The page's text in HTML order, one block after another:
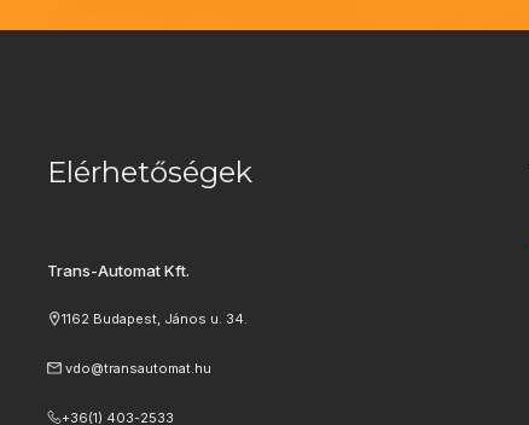
Elérhetőségek
Trans-Automat Kft.
1162 Budapest, János u. 34.
vdo@transautomat.hu
+36(1) 403-2533